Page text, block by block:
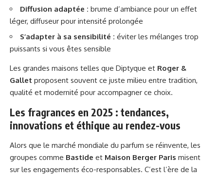
Diffusion adaptée : brume d’ambiance pour un effet
léger, diffuseur pour intensité prolongée
S’adapter à sa sensibilité : éviter les mélanges trop
puissants si vous êtes sensible
Les grandes maisons telles que Diptyque et Roger &
Gallet proposent souvent ce juste milieu entre tradition,
qualité et modernité pour accompagner ce choix.
Les fragrances en 2025 : tendances,
innovations et éthique au rendez-vous
Alors que le marché mondiale du parfum se réinvente, les
groupes comme Bastide et Maison Berger Paris misent
sur les engagements éco-responsables. C’est l’ère de la